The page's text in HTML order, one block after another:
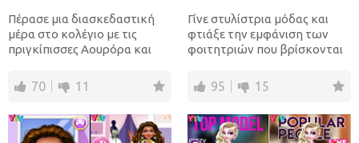
Πέρασε μια διασκεδαστική
μέρα στο κολέγιο με τις
πριγκίπισσες Αουρόρα και
70 11
Γίνε στυλίστρια μόδας και
φτιάξε την εμφάνιση των
φοιτητριών που βρίσκονται
95 15